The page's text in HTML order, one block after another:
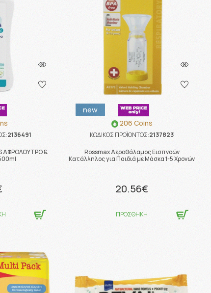
2136491
ΑΦΡΟΛΟΥΤΡΟ &
new
206 Coins
ΚΩΔΙΚΟΣ ΠΡΟΪΟΝΤΟΣ:2137823
Rossmax Αεροθάλαμος Εισπνοών
Κατάλληλος για Παιδιά με Μάσκα 1-5 Χρονών
20.56€
ΠΡΟΣΘΗΚΗ